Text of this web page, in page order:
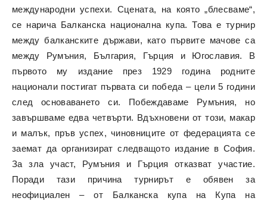
международни успехи. Сцената, на която „блесваме“,
се нарича Балканска национална купа. Това е турнир
между балканските държави, като първите мачове са
между Румъния, България, Гърция и Югославия. В
първото му издание през 1929 година родните
национали постигат първата си победа – цели 5 години
след основаването си. Побеждаваме Румъния, но
завършваме едва четвърти. Вдъхновени от този, макар
и малък, пръв успех, чиновниците от федерацията се
заемат да организират следващото издание в София.
За зла участ, Румъния и Гърция отказват участие.
Поради тази причина турнирът е обявен за
неофициален – от Балканска купа на Купа на